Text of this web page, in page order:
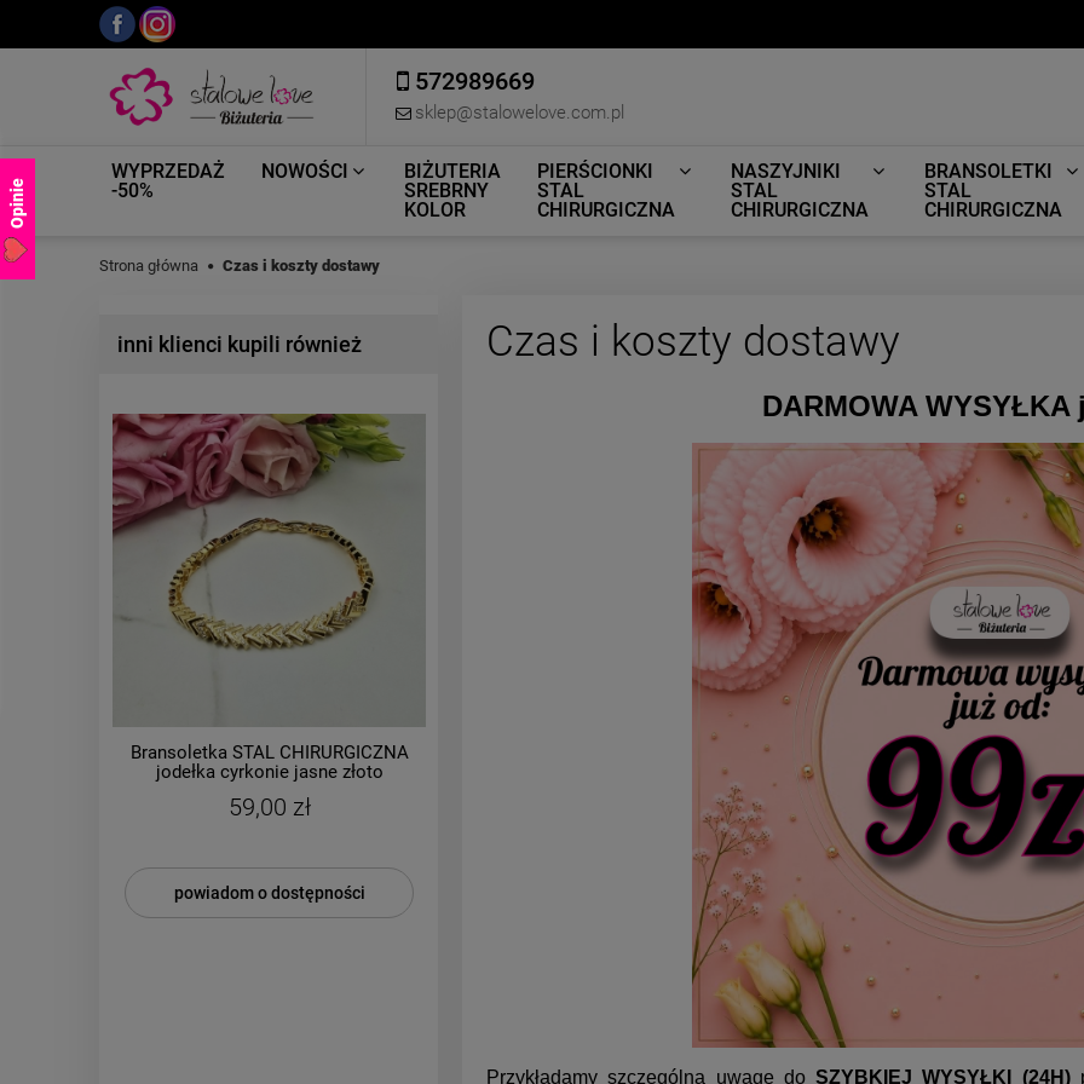
572989669
sklep@stalowelove.com.pl
WYPRZEDAŻ
-50%
NOWOŚCI
BIŻUTERIA
SREBRNY
KOLOR
PIERŚCIONKI
STAL
CHIRURGICZNA
NASZYJNIKI
STAL
CHIRURGICZNA
BRANSOLETKI
STAL
CHIRURGICZNA
Strona główna Czas i koszty dostawy
inni klienci kupili również
Bransoletka STAL CHIRURGICZNA
jodełka cyrkonie jasne złoto
59,00 zł
powiadom o dostępności
Pierścionek STAL CHIRURGICZNA
obrączka uniwersalna medalion
marmur turkusowy
39,00 zł
Czas i koszty dostawy
DARMOWA WYSYŁKA
Przykładamy szczególną uwagę do SZYBKIEJ WYSYŁKI (24H)
Opinie